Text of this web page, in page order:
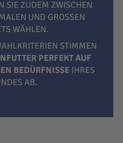
SIE ZUDEM ZWISCHEN
UND GROSSEN P
WÄHLEN.
STIMMEN
PERFEKT AUF
BEDÜRFNISSE IHRES
AB.